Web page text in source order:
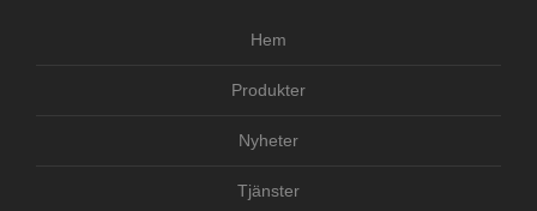
Hem
Produkter
Nyheter
Tjänster